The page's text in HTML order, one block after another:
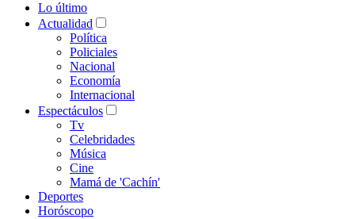
Lo último
Actualidad
Política
Policiales
Nacional
Economía
Internacional
Espectáculos
Tv
Celebridades
Música
Cine
Mamá de 'Cachín'
Deportes
Horóscopo